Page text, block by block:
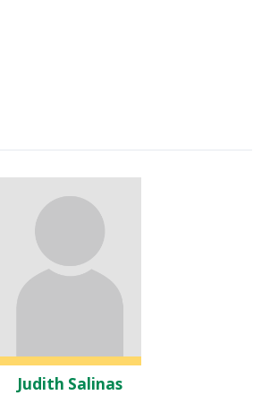
Judith Salinas